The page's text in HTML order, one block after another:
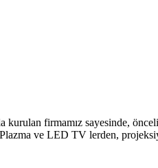
firmamız sayesinde,
ve LED TV lerden,